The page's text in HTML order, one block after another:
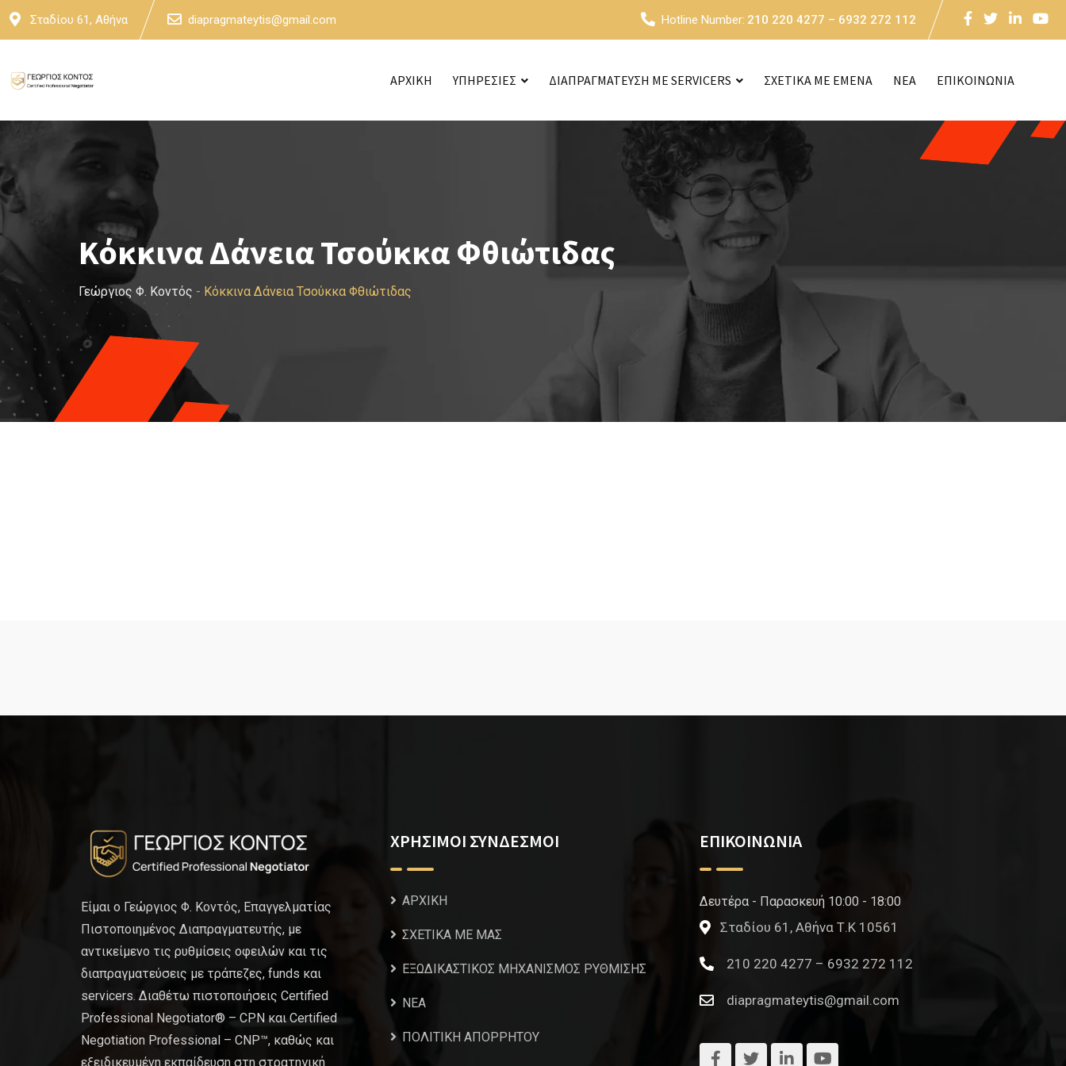
Skip
Σταδίου 61, Αθήνα diapragmateytis@gmail.com Hotline Number: 210 220 4277 – 6932 272 112
ΑΡΧΙΚΗ ΥΠΗΡΕΣΙΕΣ ΔΙΑΠΡΑΓΜΑΤΕΥΣΗ ΜΕ SERVICERS ΣΧΕΤΙΚΑ ΜΕ ΕΜΕΝΑ NEA ΕΠΙΚΟΙΝΩΝΙΑ
Κόκκινα Δάνεια Τσούκκα Φθιώτιδας
Γεώργιος Φ. Κοντός - Κόκκινα Δάνεια Τσούκκα Φθιώτιδας
Είμαι ο Γεώργιος Φ. Κοντός, Επαγγελματίας
Πιστοποιημένος Διαπραγματευτής, με
αντικείμενο τις ρυθμίσεις οφειλών και τις
διαπραγματεύσεις με τράπεζες, funds και
servicers. Διαθέτω πιστοποιήσεις Certified
Professional Negotiator® – CPN και Certified
Negotiation Professional – CNP™, καθώς και
εξειδικευμένη εκπαίδευση στη στρατηγική
ΧΡΗΣΙΜΟΙ ΣΥΝΔΕΣΜΟΙ
ΑΡΧΙΚΗ
ΣΧΕΤΙΚΑ ΜΕ ΜΑΣ
ΕΞΩΔΙΚΑΣΤΙΚΟΣ ΜΗΧΑΝΙΣΜΟΣ ΡΥΘΜΙΣΗΣ
NEA
ΠΟΛΙΤΙΚΗ ΑΠΟΡΡΗΤΟΥ
ΕΠΙΚΟΙΝΩΝΙΑ
Δευτέρα - Παρασκευή 10:00 - 18:00
Σταδίου 61, Αθήνα Τ.Κ 10561
210 220 4277 – 6932 272 112
diapragmateytis@gmail.com